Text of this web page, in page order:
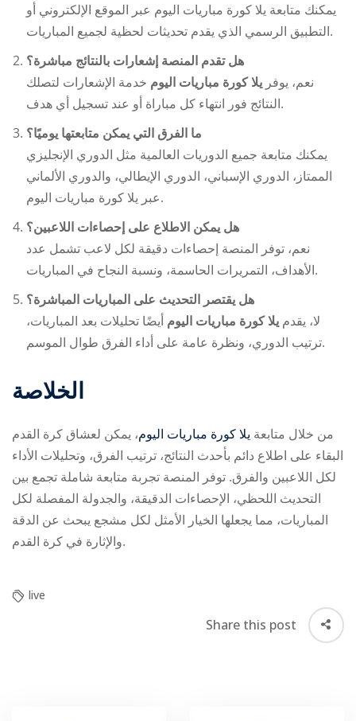
يمكنك متابعة يلا كورة مباريات اليوم عبر الموقع الإلكتروني أو
التطبيق الرسمي الذي يقدم تحديثات لحظية لجميع المباريات.
هل تقدم المنصة إشعارات بالنتائج مباشرة؟
نعم، يوفر يلا كورة مباريات اليوم خدمة الإشعارات لتصلك
النتائج فور انتهاء كل مباراة أو عند تسجيل أي هدف.
ما الفرق التي يمكن متابعتها يوميًا؟
يمكنك متابعة جميع الدوريات العالمية مثل الدوري الإنجليزي
الممتاز، الدوري الإسباني، الدوري الإيطالي، والدوري الألماني
عبر يلا كورة مباريات اليوم
.
هل يمكن الاطلاع على إحصاءات اللاعبين؟
نعم، توفر المنصة إحصاءات دقيقة لكل لاعب تشمل عدد
الأهداف، التمريرات الحاسمة، ونسبة النجاح في المباريات.
هل يقتصر التحديث على المباريات المباشرة؟
لا، يقدم يلا كورة مباريات اليوم أيضًا تحليلات بعد المباريات،
ترتيب الدوري، ونظرة عامة على أداء الفرق طوال الموسم.
الخلاصة
من خلال متابعة يلا كورة مباريات اليوم، يمكن لعشاق كرة القدم
البقاء على اطلاع دائم بأحدث النتائج، ترتيب الفرق، وتحليلات الأداء
لكل اللاعبين والفرق. توفر المنصة تجربة متابعة شاملة تجمع بين
التحديث اللحظي، الإحصاءات الدقيقة، والجدولة المفصلة لكل
المباريات، مما يجعلها الخيار الأمثل لكل مشجع يبحث عن الدقة
والإثارة في كرة القدم.
live
Share this post